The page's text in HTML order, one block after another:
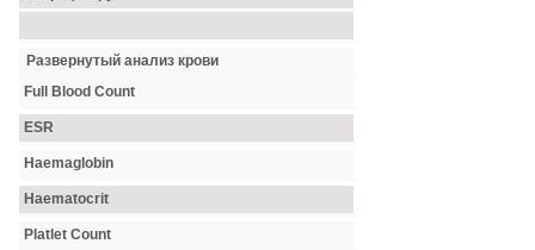
Развернутый анализ крови
Full Blood Count
ESR
Haemaglobin
Haematocrit
Platlet Count